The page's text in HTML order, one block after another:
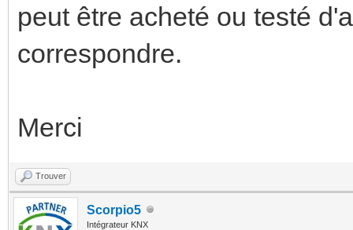
peut être acheté ou testé
correspondre.
Merci
Trouver
Scorpio5
Intégrateur KNX